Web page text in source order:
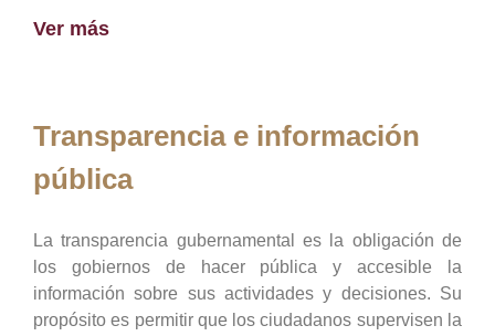
Ver más
Transparencia e información
pública
La transparencia gubernamental es la obligación de
los gobiernos de hacer pública y accesible la
información sobre sus actividades y decisiones. Su
propósito es permitir que los ciudadanos supervisen la